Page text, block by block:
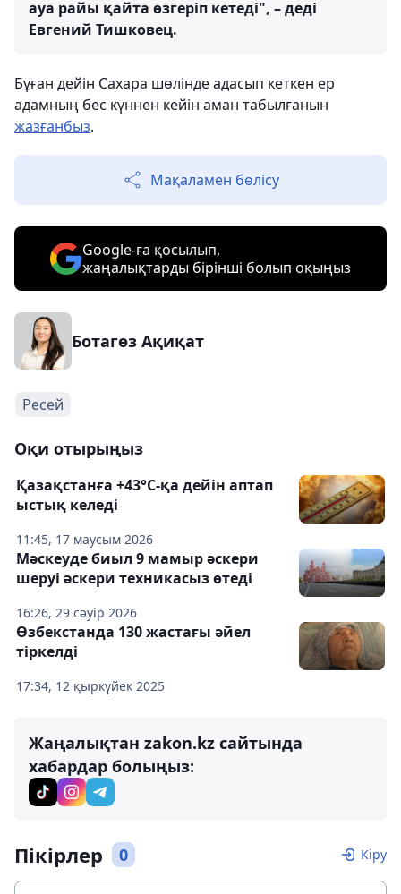
ауа райы қайта өзгеріп кетеді", – деді
Евгений Тишковец.
Бұған дейін Сахара шөлінде адасып кеткен ер
адамның бес күннен кейін аман табылғанын
жазғанбыз.
Мақаламен бөлісу
Google-ға қосылып,
жаңалықтарды бірінші болып оқыңыз
Ботагөз Ақиқат
Ресей
Оқи отырыңыз
11:45, 17 маусым 2026
Қазақстанға +43°С-қа дейін аптап
ыстық келеді
16:26, 29 сәуір 2026
Мәскеуде биыл 9 мамыр әскери
шеруі әскери техникасыз өтеді
17:34, 12 қыркүйек 2025
Өзбекстанда 130 жастағы әйел
тіркелді
Жаңалықтан zakon.kz сайтында
хабардар болыңыз:
Пікірлер 0 Кіру